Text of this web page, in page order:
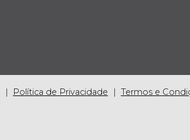
Política de Privacidade Termos e